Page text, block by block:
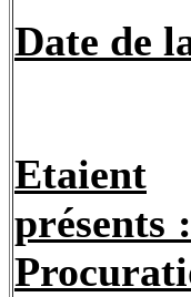
Date de
Etaient
présents :